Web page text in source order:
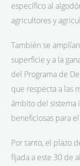
específico al
agricultores y
También se
superficie y a la
del Programa de
que respecta a las
ámbito del sistema
beneficiosas para
Por tanto, el plazo
fijada a este 30 de